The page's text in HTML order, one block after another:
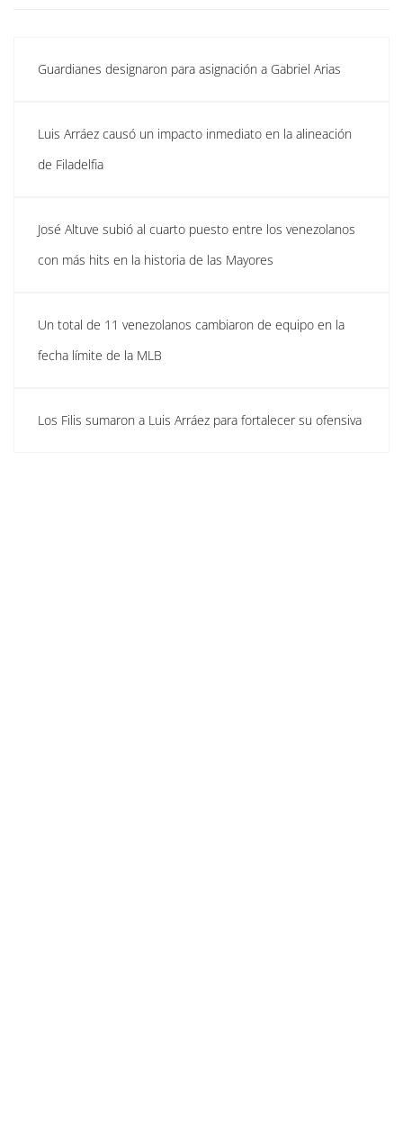
Guardianes designaron para asignación a Gabriel Arias
Luis Arráez causó un impacto inmediato en la alineación
de Filadelfia
José Altuve subió al cuarto puesto entre los venezolanos
con más hits en la historia de las Mayores
Un total de 11 venezolanos cambiaron de equipo en la
fecha límite de la MLB
Los Filis sumaron a Luis Arráez para fortalecer su ofensiva